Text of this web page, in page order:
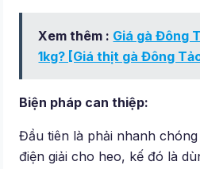
Xem thêm : Giá gà Đông
1kg? [Giá thịt gà Đông
Biện pháp can thiệp:
Đầu tiên là phải nhanh
điện giải cho heo, kế đó là